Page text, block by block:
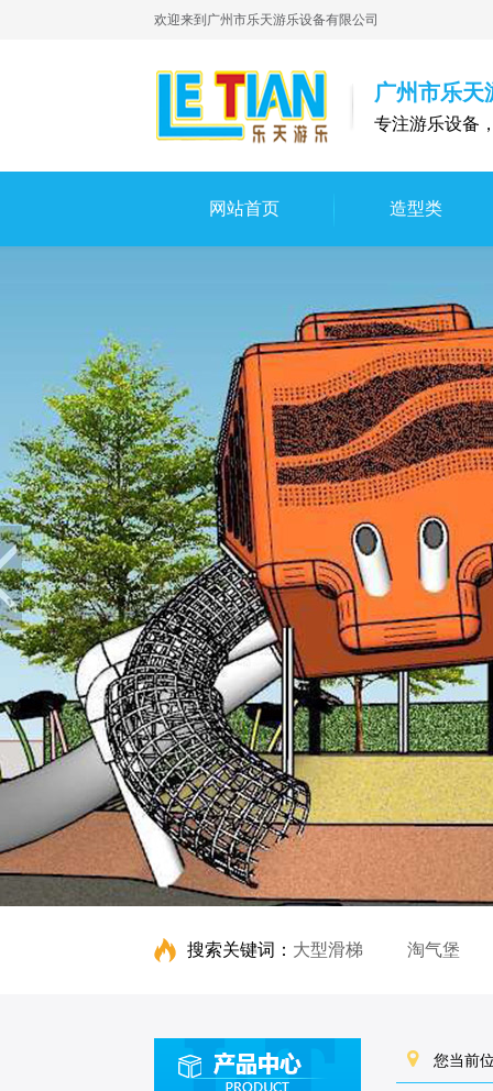
欢迎来到广州市乐天游乐设备有限公司
广州市乐天
专注游乐设备
网站首页 造型类
搜索关键词： 大型滑梯 淘气堡
您当前